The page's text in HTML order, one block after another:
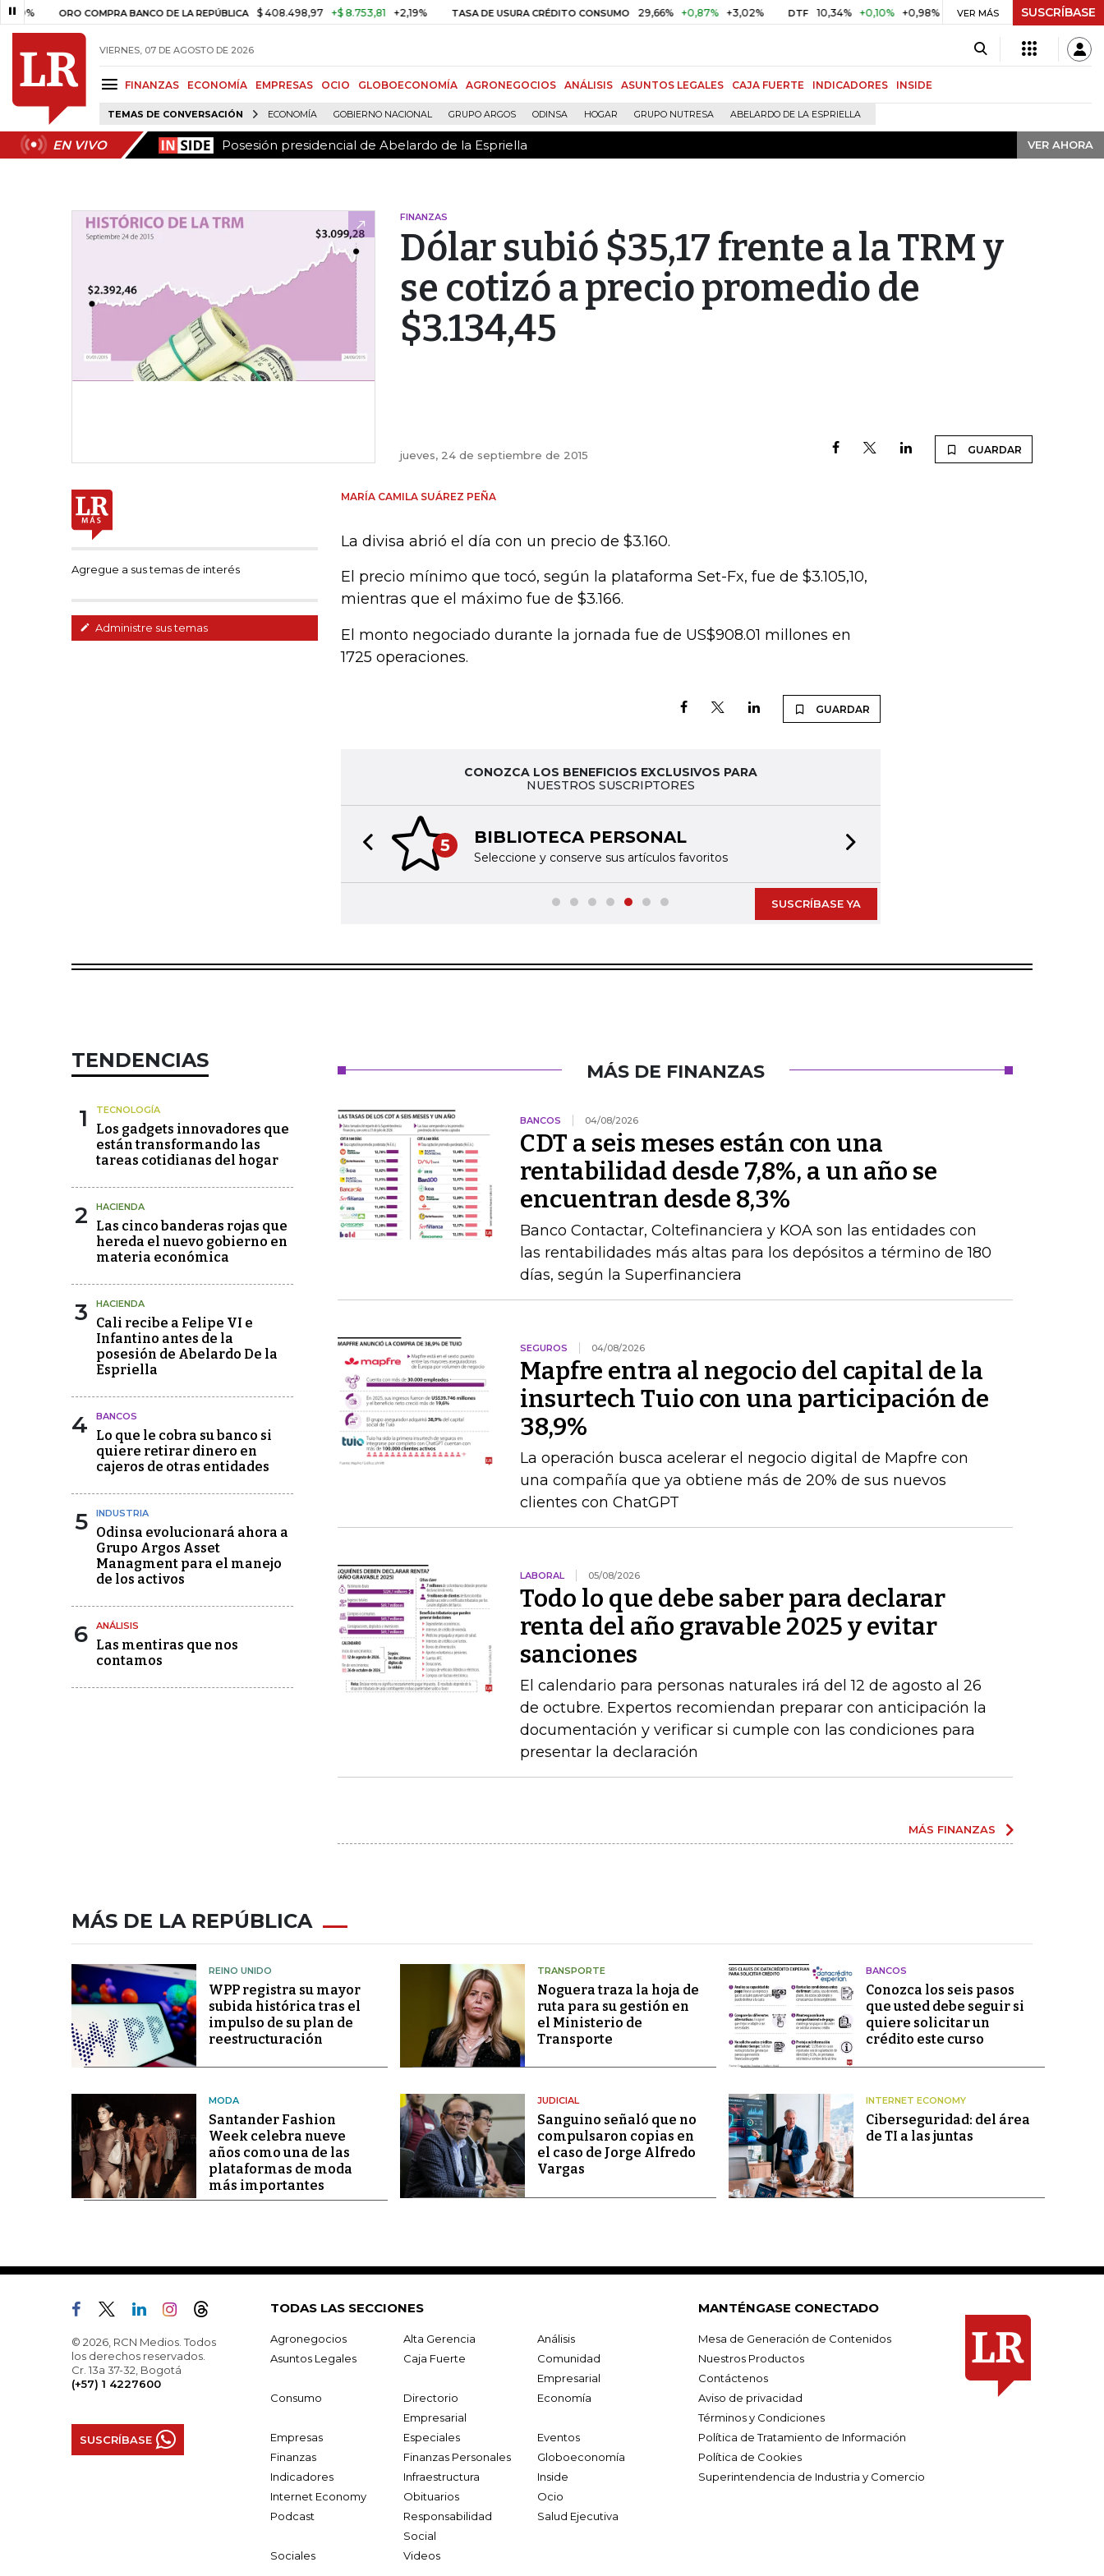
ORO COMPRA BANCO DE LA REPÚBLICA $ 408.498,97 +$ 8.753,81 +2,19% TASA DE USURA CRÉDITO CONSUMO 29,66% +0,87% +3,02% DTF 10,34% +0,10% +0,98% UVR $ 416,91 +$ 0,05 +0,01%
VER MÁS SUSCRÍBASE
VIERNES, 07 DE AGOSTO DE 2026
FINANZAS ECONOMÍA EMPRESAS OCIO GLOBOECONOMÍA AGRONEGOCIOS ANÁLISIS ASUNTOS LEGALES CAJA FUERTE INDICADORES INSIDE
TEMAS DE CONVERSACIÓN ECONOMÍA GOBIERNO NACIONAL GRUPO ARGOS ODINSA HOGAR GRUPO NUTRESA ABELARDO DE LA ESPRIELLA
EN VIVO Posesión presidencial de Abelardo de la Espriella VER AHORA
EN VIVO Posesión presidencial de Abelardo de la Espriella VER AHORA
FINANZAS
Dólar subió $35,17 frente a la TRM y
se cotizó a precio promedio de
$3.134,45
jueves, 24 de septiembre de 2015 GUARDAR
Agregue a sus temas de interés
Administre sus temas
MARÍA CAMILA SUÁREZ PEÑA
La divisa abrió el día con un precio de $3.160.
El precio mínimo que tocó, según la plataforma Set-Fx, fue de $3.105,10,
mientras que el máximo fue de $3.166.
El monto negociado durante la jornada fue de US$908.01 millones en
1725 operaciones.
GUARDAR
CONOZCA LOS BENEFICIOS EXCLUSIVOS PARA
NUESTROS SUSCRIPTORES
5 BIBLIOTECA PERSONAL
Seleccione y conserve sus artículos favoritos
Previous slide
SUSCRÍBASE YA
TENDENCIAS
1 TECNOLOGÍA
Los gadgets innovadores que
están transformando las
tareas cotidianas del hogar
2 HACIENDA
Las cinco banderas rojas que
hereda el nuevo gobierno en
materia económica
3 HACIENDA
Cali recibe a Felipe VI e
Infantino antes de la
posesión de Abelardo De la
Espriella
4 BANCOS
Lo que le cobra su banco si
quiere retirar dinero en
cajeros de otras entidades
5 INDUSTRIA
Odinsa evolucionará ahora a
Grupo Argos Asset
Managment para el manejo
de los activos
6 ANÁLISIS
Las mentiras que nos
contamos
MÁS DE FINANZAS
BANCOS 04/08/2026
CDT a seis meses están con una
rentabilidad desde 7,8%, a un año se
encuentran desde 8,3%
Banco Contactar, Coltefinanciera y KOA son las entidades con
las rentabilidades más altas para los depósitos a término de 180
días, según la Superfinanciera
SEGUROS 04/08/2026
Mapfre entra al negocio del capital de la
insurtech Tuio con una participación de
38,9%
La operación busca acelerar el negocio digital de Mapfre con
una compañía que ya obtiene más de 20% de sus nuevos
clientes con ChatGPT
LABORAL 05/08/2026
Todo lo que debe saber para declarar
renta del año gravable 2025 y evitar
sanciones
El calendario para personas naturales irá del 12 de agosto al 26
de octubre. Expertos recomiendan preparar con anticipación la
documentación y verificar si cumple con las condiciones para
presentar la declaración
MÁS FINANZAS
MÁS DE LA REPÚBLICA
REINO UNIDO
WPP registra su mayor
subida histórica tras el
impulso de su plan de
reestructuración
TRANSPORTE
Noguera traza la hoja de
ruta para su gestión en
el Ministerio de
Transporte
BANCOS
Conozca los seis pasos
que usted debe seguir si
quiere solicitar un
crédito este curso
MODA
Santander Fashion
Week celebra nueve
años como una de las
plataformas de moda
más importantes
JUDICIAL
Sanguino señaló que no
compulsaron copias en
el caso de Jorge Alfredo
Vargas
INTERNET ECONOMY
Ciberseguridad: del área
de TI a las juntas
© 2026, RCN Medios. Todos
los derechos reservados.
Cr. 13a 37-32, Bogotá
(+57) 1 4227600
SUSCRÍBASE
TODAS LAS SECCIONES
Agronegocios Alta Gerencia
Análisis
Asuntos Legales
Caja Fuerte
Comunidad
Empresarial
Consumo
Directorio
Empresarial
Economía
Empresas Especiales
Eventos
Finanzas
Finanzas Personales
Globoeconomía
Indicadores
Infraestructura
Inside
Internet Economy
Obituarios
Ocio
Podcast
Responsabilidad
Social
Salud Ejecutiva
Sociales Videos
MANTÉNGASE CONECTADO
Mesa de Generación de Contenidos
Nuestros Productos
Contáctenos
Aviso de privacidad
Términos y Condiciones
Política de Tratamiento de Información
Política de Cookies
Superintendencia de Industria y Comercio